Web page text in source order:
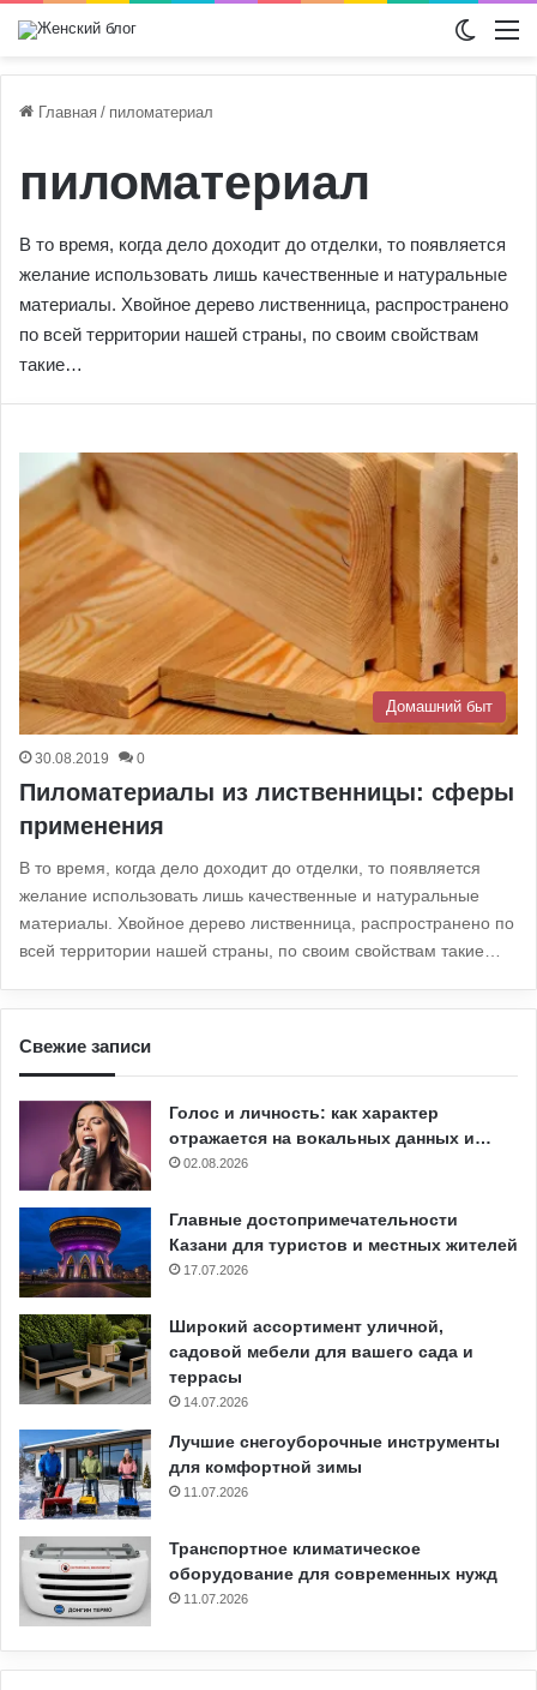
Главная / пиломатериал
пиломатериал
В то время, когда дело доходит до отделки, то появляется
желание использовать лишь качественные и натуральные
материалы. Хвойное дерево лиственница, распространено
по всей территории нашей страны, по своим свойствам
такие…
Домашний быт
30.08.2019 0
Пиломатериалы из лиственницы: сферы
применения
В то время, когда дело доходит до отделки, то появляется
желание использовать лишь качественные и натуральные
материалы. Хвойное дерево лиственница, распространено по
всей территории нашей страны, по своим свойствам такие…
Свежие записи
Голос и личность: как характер
отражается на вокальных данных и…
02.08.2026
Главные достопримечательности
Казани для туристов и местных жителей
17.07.2026
Широкий ассортимент уличной,
садовой мебели для вашего сада и
террасы
14.07.2026
Лучшие снегоуборочные инструменты
для комфортной зимы
11.07.2026
Транспортное климатическое
оборудование для современных нужд
11.07.2026